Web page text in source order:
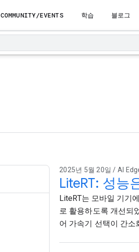
COMMUNITY/EVENTS 학습 블로그
2025년 5월 20일 / AI
LiteRT: 성능
LiteRT는 모바일 기기
로 활용하도록 개선되
어 가속기 선택이 간